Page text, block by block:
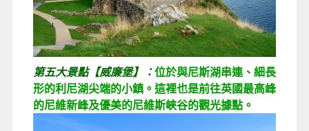
第五大景點【威廉堡】：位於與尼斯湖串連、細長
形的利尼湖尖端的小鎮。這裡也是前往英國最高峰
的尼維新峰及優美的尼維斯峽谷的觀光據點。